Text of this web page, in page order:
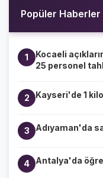
Popüler Haberler
1
Kocaeli
25 personel
2 Kayseri'de 1
3 Adıyaman'da
4 Antalya'da